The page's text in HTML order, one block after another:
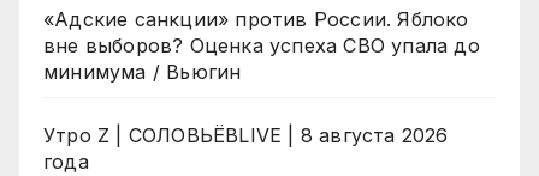
«Адские санкции» против России. Яблоко
вне выборов? Оценка успеха СВО упала до
минимума / Вьюгин
Утро Z | СОЛОВЬЁВLIVE | 8 августа 2026
года